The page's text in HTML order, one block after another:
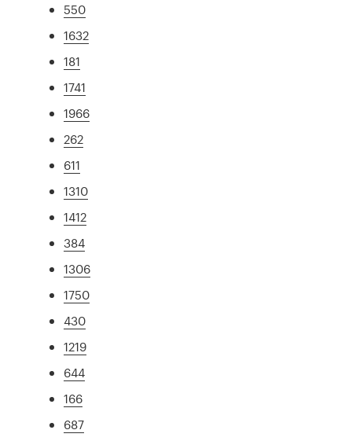
550
1632
181
1741
1966
262
611
1310
1412
384
1306
1750
430
1219
644
166
687